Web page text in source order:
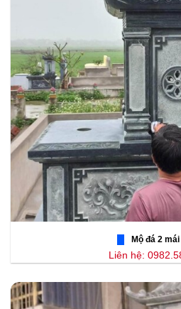
Mộ đá 2
Liên hệ: